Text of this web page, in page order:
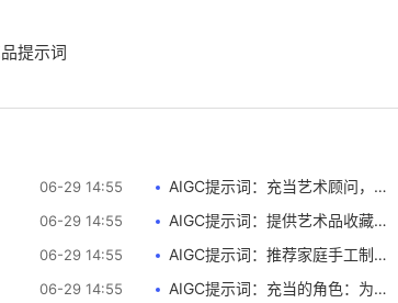
推荐适合初学者的绘画或手工艺品制作技巧，给出选
提示词
06-29 14:55 AIGC提示词：充当艺术顾问，为您提供有关超现实主义肖像画的建议和指导
06-29 14:55 AIGC提示词：提供艺术品收藏建议和推荐
06-29 14:55 AIGC提示词：推荐家庭手工制作活动
06-29 14:55 AIGC提示词：充当的角色：为学习者提供绘画和手工艺品制作技巧的指导者 用途：推荐适合初学者的绘画或手工艺品制作技巧，给出选择学习资料的建议。